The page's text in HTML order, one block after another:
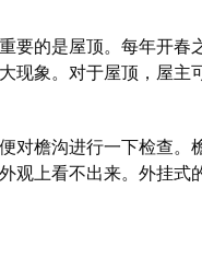
要的是屋顶。每年开
现象。对于屋顶，屋主
对檐沟进行一下检查
观上看不出来。外挂